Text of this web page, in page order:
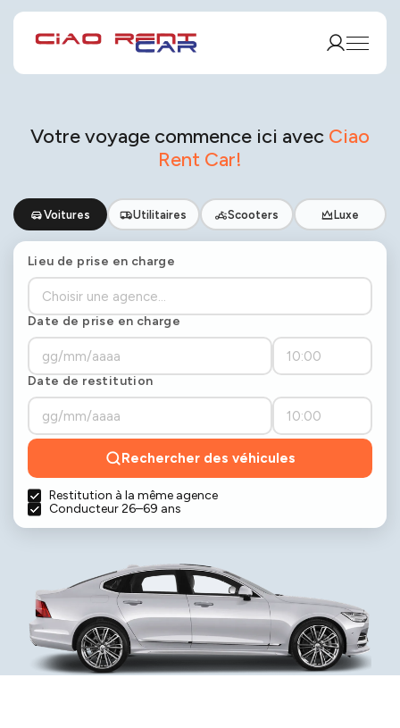
Votre voyage commence ici avec Ciao
Rent Car!
Voitures Utilitaires Scooters Luxe
Lieu de prise en charge
Date de prise en charge
Date de restitution
Rechercher des véhicules
Restitution à la même agence
Conducteur 26–69 ans